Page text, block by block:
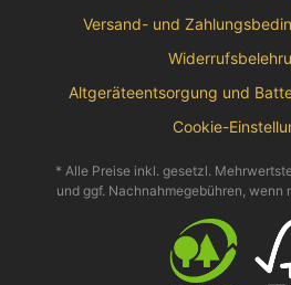
Versand- und
Altgeräteentsorgung und
Cookie-
* Alle Preise inkl. gesetzl.
und ggf. Nachnahmegebühren, wenn